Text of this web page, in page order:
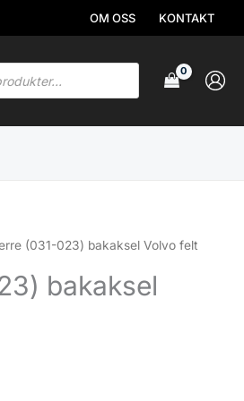
OM OSS KONTAKT
(031-023) bakaksel Volvo felt
bakaksel